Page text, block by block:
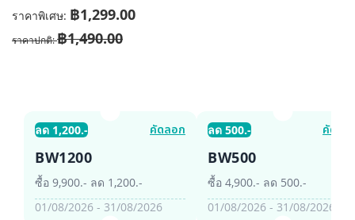
ราคาพิเศษ ฿1,299.00
ราคาปกติ ฿1,490.00
ลด 1,200.- คัดลอก
BW1200
ซื้อ 9,900.- ลด 1,200.-
01/08/2026 - 31/08/2026
ลด 500.- คัดลอ
BW500
ซื้อ 4,900.- ลด 500.-
01/08/2026 - 31/08/2026